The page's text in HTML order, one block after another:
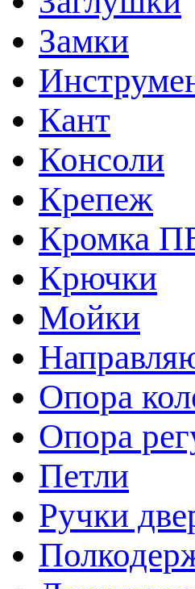
Замки
Кант
Консоли
Крепеж
Кромка
Крючки
Мойки
Опора
Опора
Петли
Ручки